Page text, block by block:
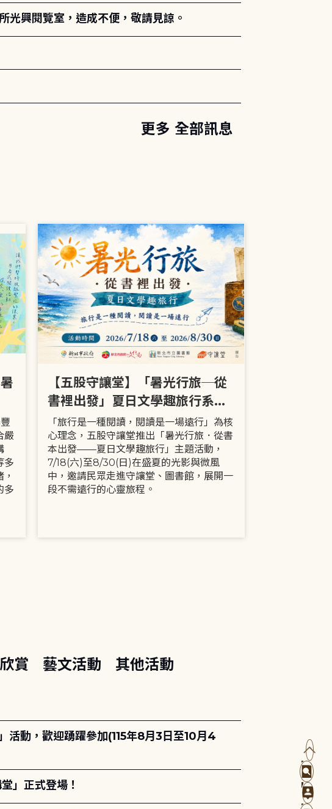
光興閱覽室，造成不便，敬請見諒。
更多 全部訊息
嚴
多
多
【五股守讓堂】「暑光行旅─從
書裡出發」夏日文學趣旅行系列
活動
「旅行是一種閱讀，閱讀是一場遠行」為核
心理念，五股守讓堂推出「暑光行旅．從書
本出發——夏日文學趣旅行」主題活動，
7/18(六)至8/30(日)在盛夏的光影與微風
中，邀請民眾走進守讓堂、圖書館，展開一
段不需遠行的心靈旅程。
賞 藝文活動 其他活動
活動，歡迎踴躍參加(115年8月3日至10月4
」正式登場！